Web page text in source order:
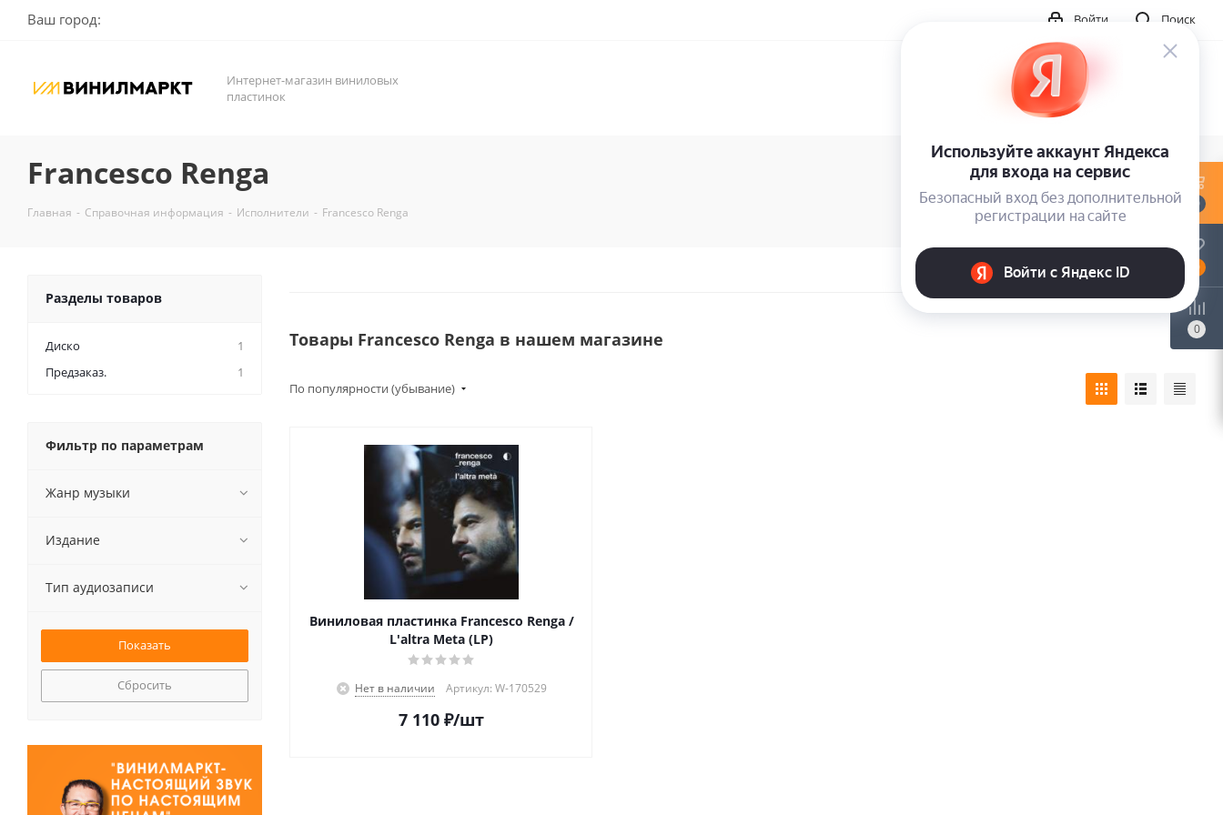
Ваш город: Поиск
Войти
Интернет-магазин виниловых
пластинок
Francesco Renga
Главная - Справочная информация - Исполнители - Francesco Renga
Товары Francesco Renga в нашем магазине
По популярности (убывание)
Виниловая пластинка Francesco Renga /
L'altra Meta (LP)
Нет в наличии Артикул: W-170529
7 110 ₽/шт
Разделы товаров
Диско
1
Предзаказ.
1
Фильтр по параметрам
Жанр музыки
Издание
Тип аудиозаписи
Сбросить
0
0
0